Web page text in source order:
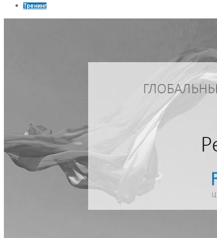
Тренинг